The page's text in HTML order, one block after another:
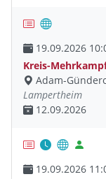
19.09.2026
Kreis-
Adam-
Lampertheim
12.09.2026
19.09.2026